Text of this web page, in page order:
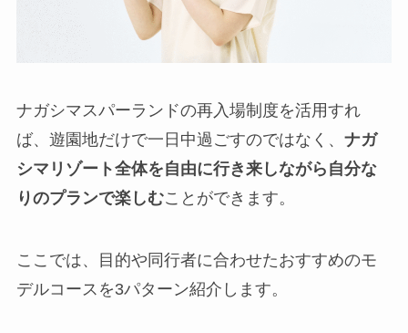
ナガシマスパーランドの再入場制度を活用すれ
ば、遊園地だけで一日中過ごすのではなく、 ナガ
シマリゾート全体を自由に行き来しながら自分な
りのプランで楽しむことができます。
ここでは、目的や同行者に合わせたおすすめのモ
デルコースを3パターン紹介します。